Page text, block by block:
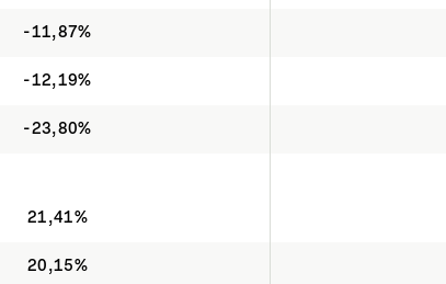
-11,87%
-12,19%
-23,80%
21,41%
20,15%